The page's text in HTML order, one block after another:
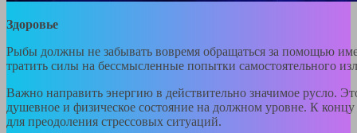
Здоровье
Рыбы должны не забывать вовремя обращаться за помощью
тратить силы на бессмысленные попытки самостоятельного
Важно направить энергию в действительно значимое русло.
душевное и физическое состояние на должном уровне. К
для преодоления стрессовых ситуаций.